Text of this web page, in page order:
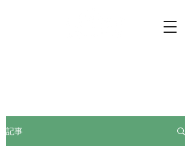
記事